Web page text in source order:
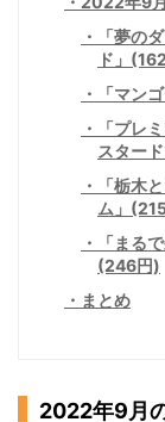
「夢の
ド」
「マン
「プレ
スター
「栃木
ム」
「まる
(246円)
まとめ
2022年9月